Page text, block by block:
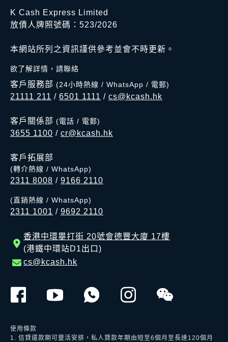
K Cash Express Limited
放債人牌照號碼：523/2026
本網站所列之資訊謹供參考並會不時更新。
欲了解詳情，請聯絡
客戶服務部 (24小時熱線 / WhatsApp / 電郵)
21111 211 / 6501 1111 / cs@kcash.hk
客戶關係部 (電話 / 電郵)
3655 1100 / cr@kcash.hk
客戶拓展部
(轉介熱線 / WhatsApp)
2311 8008 / 9166 2110
(直銷熱線 / WhatsApp)
2311 1001 / 9692 2110
香港中環畢打街 20號會德豐大廈 17樓
(港鐵中環站D1出口)
cs@kcash.hk
使用條款
1. 信貸還款期可靈活安排，私人貸款年期由短至6個月至長達120個月